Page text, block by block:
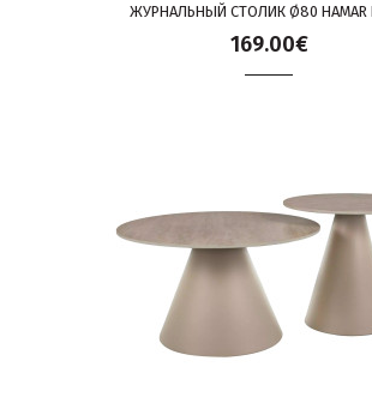
ЖУРНАЛЬНЫЙ СТОЛИК Ø80 HAMAR
169.00€